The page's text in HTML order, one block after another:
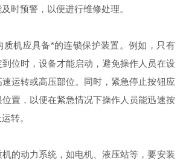
时预警，以便进行维修处理。
机应具备*的连锁保护装置。例如，只有
位时，设备才能启动，避免操作人员在设
运转或高压部位。同时，紧急停止按钮应
置，以便在紧急情况下操作人员能迅速按
转。
动力系统，如电机、液压站等，要安装